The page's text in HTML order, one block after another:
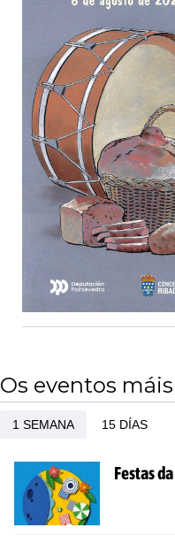
Os eventos
1 SEMANA 15 DÍAS
Festas